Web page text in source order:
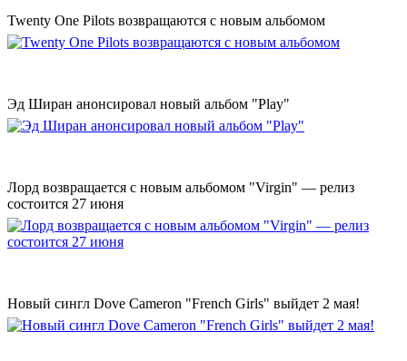
Twenty One Pilots возвращаются с новым альбомом
Эд Ширан анонсировал новый альбом "Play"
Лорд возвращается с новым альбомом "Virgin" — релиз
состоится 27 июня
Новый сингл Dove Cameron "French Girls" выйдет 2 мая!